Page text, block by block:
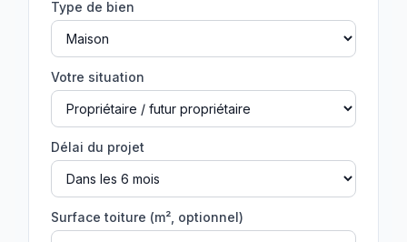
Type de bien
Votre situation
Délai du projet
Surface toiture (m², optionnel)